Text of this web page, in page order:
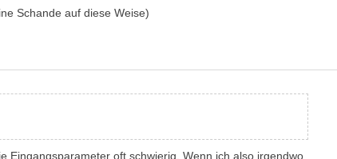
Schande auf diese Weise)
Eingangsparameter oft schwierig. Wenn ich also irgendwo